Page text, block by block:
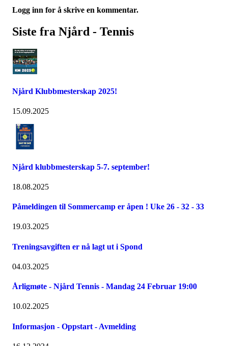
Logg inn for å skrive en kommentar.
Siste fra Njård - Tennis
Njård Klubbmesterskap 2025!
15.09.2025
Njård klubbmesterskap 5-7. september!
18.08.2025
Påmeldingen til Sommercamp er åpen ! Uke 26 - 32 - 33
19.03.2025
Treningsavgiften er nå lagt ut i Spond
04.03.2025
Årligmøte - Njård Tennis - Mandag 24 Februar 19:00
10.02.2025
Informasjon - Oppstart - Avmelding